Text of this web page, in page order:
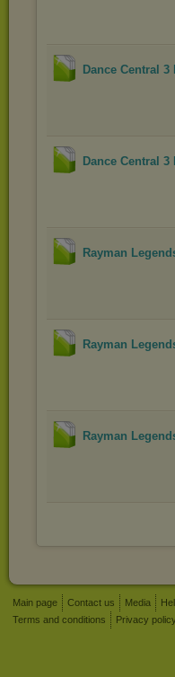
Dance Central 3
Dance Central 3
Rayman
Rayman
Rayman
Main page Contact us Media
Terms and conditions
Privacy